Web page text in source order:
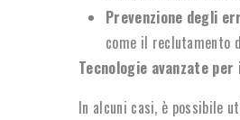
Prevenzione degli
come il reclutamento
Tecnologie avanzate
In alcuni casi, è possibile